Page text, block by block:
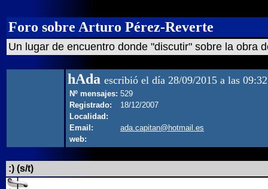
Foro sobre Arturo Pérez-Reverte
Un lugar de encuentro donde "discutir" sobre la obra
hAda escribió el día 28/09/2015 a las 09:32
Nº mensajes: 529
Registrado:
18/12/2007
Localidad:
Email:
ada.capitan@hotmail.es
web:
:) (s/t)